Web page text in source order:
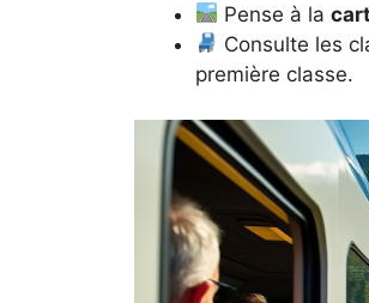
Pense à la
Consulte les
première classe.